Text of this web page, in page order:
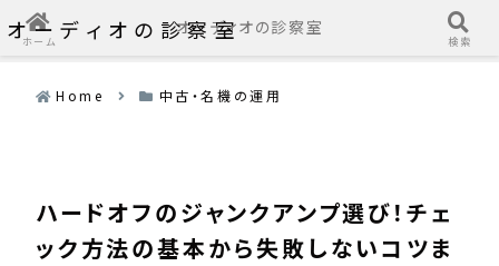
オーディオの診察室
Home 中古・名機の運用
ハードオフのジャンクアンプ選び！チェ
ック方法の基本から失敗しないコツま
ホーム
オーディオの診察室
検索